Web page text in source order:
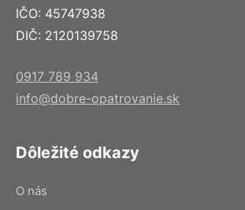
IČO: 45747938
DIČ: 2120139758
0917 789 934
info@dobre-opatrovanie.sk
Dôležité odkazy
O nás